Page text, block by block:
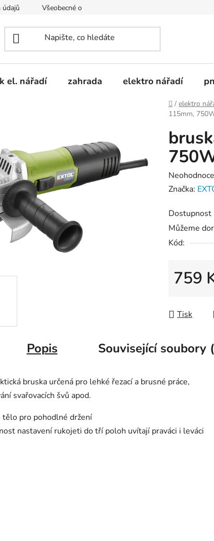
údajů Všeobecné obchodní podmínky
el. nářadí zahrada elektro nářadí
Domů
/ elektro
115mm,
Průměrné
hodnocení
je
0,0
z
hvězdiček.
Značka:
Dostupnost
Můžeme
Kód:
759
Tisk
Popis Související soubory
bruska určená pro lehké řezací a brusné práce,
svařovacích švů apod.
tělo pro pohodlné držení
nastavení rukojeti do tří poloh uvítají praváci i leváci